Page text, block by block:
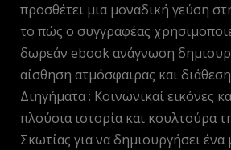
προσθέτει μια μοναδική γεύση
το πώς ο συγγραφέας
δωρεάν ebook ανάγνωση
αίσθηση ατμόσφαιρας και
Διηγήματα : Κοινωνικαί εικόνες
πλούσια ιστορία και κουλτούρα
Σκωτίας για να δημιουργήσει ένα